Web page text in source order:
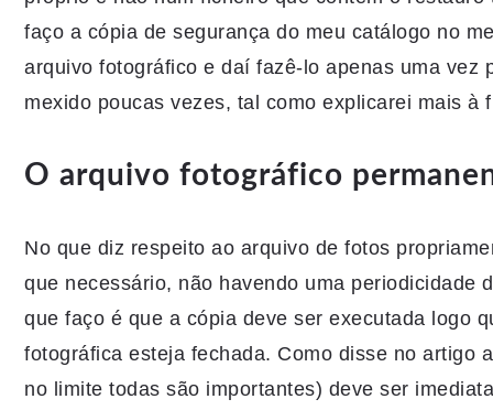
faço a cópia de segurança do meu catálogo no
arquivo fotográfico e daí fazê-lo apenas uma vez
mexido poucas vezes, tal como explicarei mais à
O arquivo fotográfico
No que diz respeito ao arquivo de fotos
que necessário, não havendo uma periodicidade
que faço é que a cópia deve ser executada logo
fotográfica esteja fechada. Como disse no artigo
no limite todas são importantes) deve ser